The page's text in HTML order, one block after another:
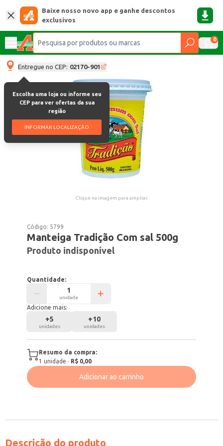
Baixe nosso novo app e ganhe descontos
exclusivos
0
Entregue no CEP: 02170-901
Escolha uma loja ou informe seu
CEP para ver ofertas da sua
região
INFORMAR LOCALIZAÇÃO
Clique na imagem para ampliar.
Código: 5799
Manteiga Tradição Com sal 500g
Produto indisponível
Quantidade:
unidade
Adicione mais:
+5
unidades
+10
unidades
Resumo da compra:
1 unidade · R$ 0,00
Adicionar ao carrinho
Descrição do produto